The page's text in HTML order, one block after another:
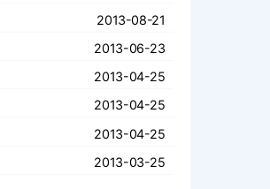
2013-08-21
2013-06-23
2013-04-25
2013-04-25
2013-04-25
2013-03-25